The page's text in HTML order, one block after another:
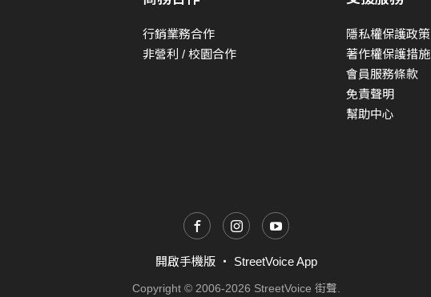
行銷業務合作
非營利 / 校園合作
隱私權保護政策
著作權保護措施
會員服務條款
免責聲明
幫助中心
開啟手機版 ・ StreetVoice App
Copyright © 2006-2026 StreetVoice 街聲.